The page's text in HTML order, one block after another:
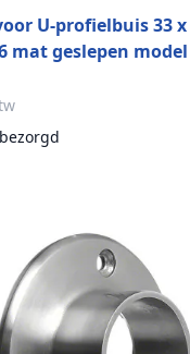
U-profielbuis 33 x
mat geslepen model